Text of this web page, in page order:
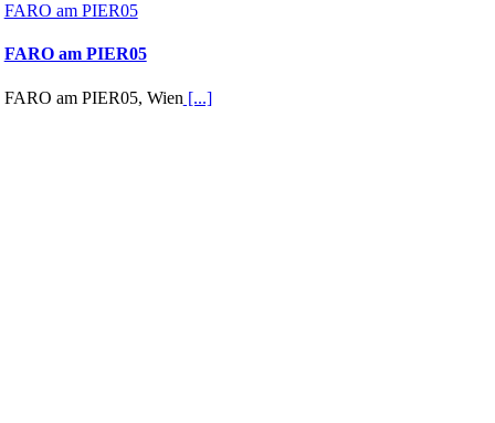
FARO am PIER05
FARO am PIER05
FARO am PIER05, Wien [...]